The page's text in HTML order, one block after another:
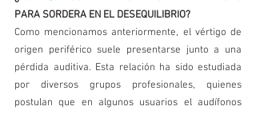
PARA SORDERA EN EL DESEQUILIBRIO?
Como mencionamos anteriormente, el vértigo de
origen periférico suele presentarse junto a una
pérdida auditiva. Esta relación ha sido estudiada
por diversos grupos profesionales, quienes
postulan que en algunos usuarios el audífonos